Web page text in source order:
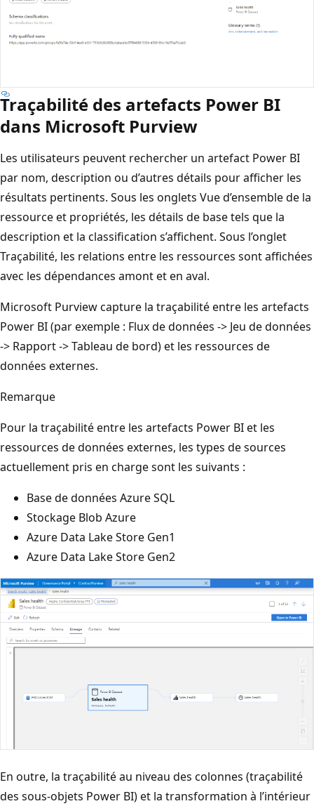
Traçabilité des artefacts Power BI
dans Microsoft Purview
Les utilisateurs peuvent rechercher un artefact Power BI
par nom, description ou d’autres détails pour afficher les
résultats pertinents. Sous les onglets Vue d’ensemble de la
ressource et propriétés, les détails de base tels que la
description et la classification s’affichent. Sous l’onglet
Traçabilité, les relations entre les ressources sont affichées
avec les dépendances amont et en aval.
Microsoft Purview capture la traçabilité entre les artefacts
Power BI (par exemple : Flux de données -> Jeu de données
-> Rapport -> Tableau de bord) et les ressources de
données externes.
Remarque
Pour la traçabilité entre les artefacts Power BI et les
ressources de données externes, les types de sources
actuellement pris en charge sont les suivants :
Base de données Azure SQL
Stockage Blob Azure
Azure Data Lake Store Gen1
Azure Data Lake Store Gen2
En outre, la traçabilité au niveau des colonnes (traçabilité
des sous-objets Power BI) et la transformation à l’intérieur